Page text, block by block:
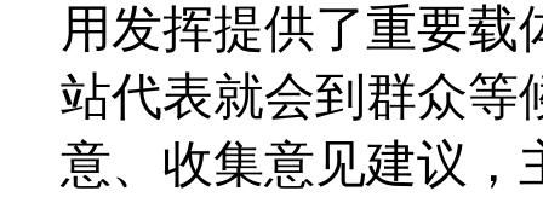
用发挥提供了重要载
站代表就会到群众等
意、 收集意见建议，